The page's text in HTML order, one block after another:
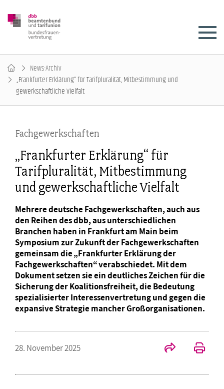
News-Archiv
„Frankfurter Erklärung“ für Tarifpluralität, Mitbestimmung und
gewerkschaftliche Vielfalt
Fachgewerkschaften
„Frankfurter Erklärung“ für
Tarifpluralität, Mitbestimmung
und gewerkschaftliche Vielfalt
Mehrere deutsche Fachgewerkschaften, auch aus
den Reihen des dbb, aus unterschiedlichen
Branchen haben in Frankfurt am Main beim
Symposium zur Zukunft der Fachgewerkschaften
gemeinsam die „Frankfurter Erklärung der
Fachgewerkschaften“ verabschiedet. Mit dem
Dokument setzen sie ein deutliches Zeichen für die
Sicherung der Koalitionsfreiheit, die Bedeutung
spezialisierter Interessenvertretung und gegen die
expansive Strategie mancher Großorganisationen.
28. November 2025